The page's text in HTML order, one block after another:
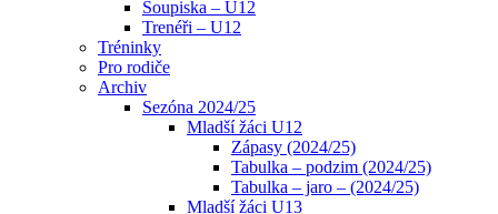
Soupiska – U12
Trenéři – U12
Tréninky
Pro rodiče
Archiv
Sezóna 2024/25
Mladší žáci U12
Zápasy (2024/25)
Tabulka – podzim (2024/25)
Tabulka – jaro – (2024/25)
Mladší žáci U13